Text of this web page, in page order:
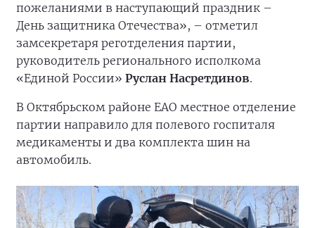
пожеланиями в наступающий праздник –
День защитника Отечества», – отметил
замсекретаря реготделения партии,
руководитель регионального исполкома
«Единой России» Руслан Насретдинов.
В Октябрьском районе ЕАО местное отделение
партии направило для полевого госпиталя
медикаменты и два комплекта шин на
автомобиль.